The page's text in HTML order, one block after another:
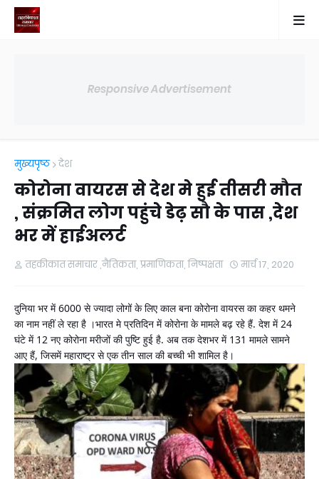
Responsive Advertisement
मुख्यपृष्ठ देश
कोरोना वायरस से देश मे हुई तीसरी मौत
, संक्रमित लोग पहुंचे डेढ़ सौ के पास ,देश
भर में हाईअलर्ट
तहकीकात समाचार ,नैतिकता, प्रमाणिकता, निष्पक्षता मार्च 17, 2020
दुनिया भर में 6000 से ज्यादा लोगों के लिए काल बना कोरोना वायरस का कहर थमने
का नाम नहीं ले रहा है ।भारत मे प्रतिदिन में कोरोना के मामले बढ़ रहे हैं. देश में 24
घंटे में 12 नए कोरोना मरीजों की पुष्टि हुई है. अब तक देशभर में 131 मामले सामने
आए हैं, जिसमें महाराष्ट्र से एक तीन साल की बच्ची भी शामिल है।